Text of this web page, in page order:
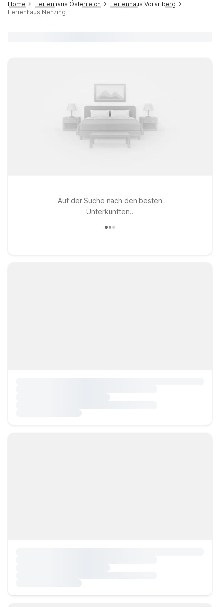
Home Ferienhaus Österreich
Ferienhaus Vorarlberg
Ferienhaus Nenzing
Auf der Suche nach den besten
Unterkünften..